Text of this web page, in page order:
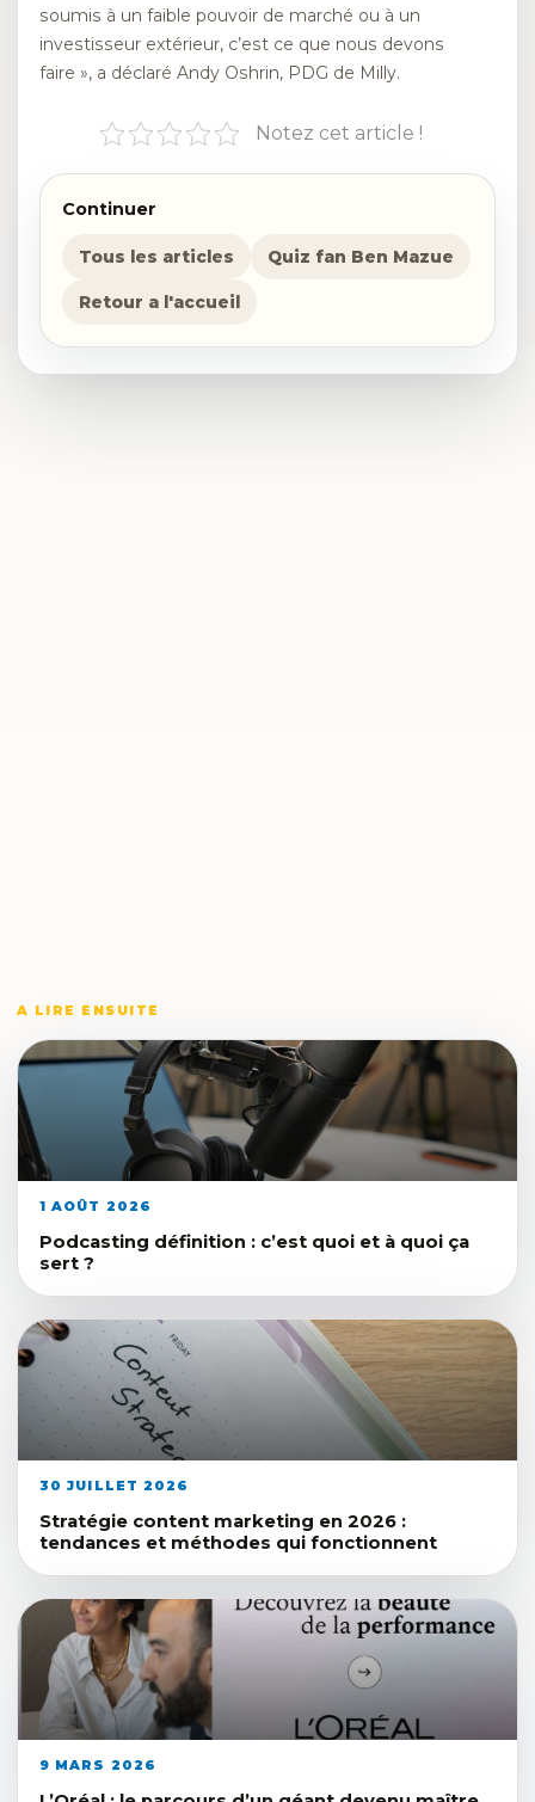
soumis à un faible pouvoir de marché ou à un
investisseur extérieur, c’est ce que nous devons
faire », a déclaré Andy Oshrin, PDG de Milly.
Notez cet article !
Continuer
Tous les articles Quiz fan Ben Mazue
Retour a l'accueil
A LIRE ENSUITE
1 AOÛT 2026
Podcasting définition : c’est quoi et à quoi ça
sert ?
30 JUILLET 2026
Stratégie content marketing en 2026 :
tendances et méthodes qui fonctionnent
9 MARS 2026